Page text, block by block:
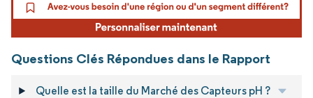
Questions Clés Répondues dans le Rapport
Quelle est la taille du Marché des Capteurs pH ?